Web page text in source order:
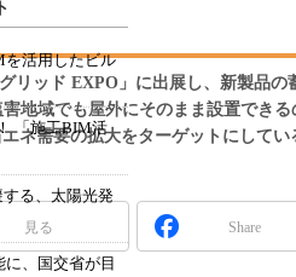
リッド EXPO」に出展し、新製品
地域でも屋外にそのまま設置でき
ネ需要の拡大をターゲットにしてい
見る Share
を活用したビル
「施工BIM活
する、太陽光発
、国交省が目